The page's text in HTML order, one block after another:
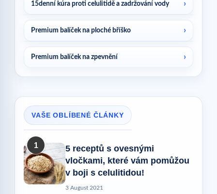
15denní kúra proti celulitidě a zadržování vody
Premium balíček na ploché bříško
Premium balíček na zpevnění
VAŠE OBLÍBENÉ ČLÁNKY
1
5 receptů s ovesnými
vločkami, které vám pomůžou
v boji s celulitidou!
3 August 2021